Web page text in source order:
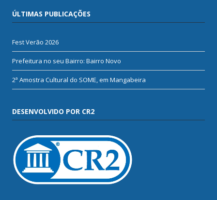
ÚLTIMAS PUBLICAÇÕES
Fest Verão 2026
Prefeitura no seu Bairro: Bairro Novo
2ª Amostra Cultural do SOME, em Mangabeira
DESENVOLVIDO POR CR2